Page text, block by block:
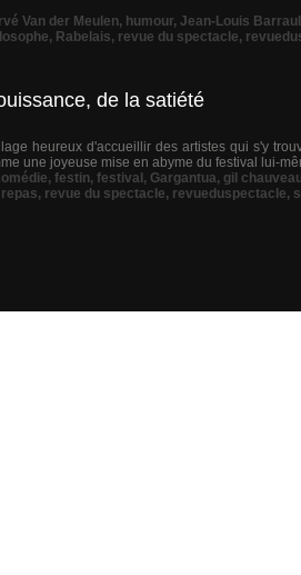
Van der Meulen, humour, Jean-Louis
, Rabelais, revue du spectacle,
de la satiété
heureux d'accueillir des artistes qui s'y
une joyeuse mise en abyme du festival lui-
, festin, festival , Gargantua, gil
repas, revue du spectacle, revueduspectacle,